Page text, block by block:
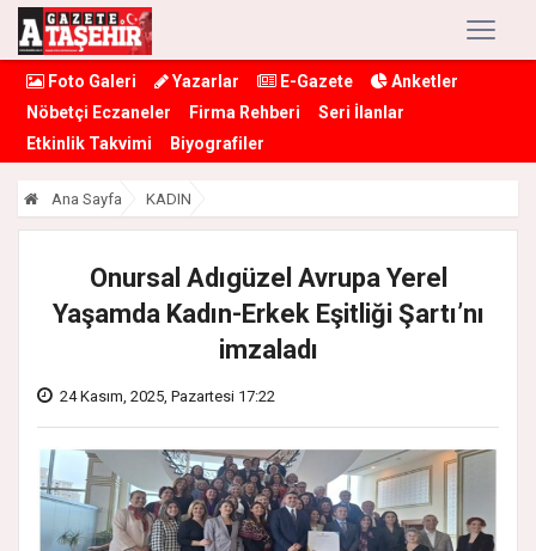
Foto Galeri Yazarlar E-Gazete
Anketler
Nöbetçi Eczaneler
Firma Rehberi
Seri İlanlar
Etkinlik Takvimi
Biyografiler
Ana Sayfa KADIN
Onursal Adıgüzel Avrupa Yerel
Yaşamda Kadın-Erkek Eşitliği Şartı’nı
imzaladı
24 Kasım, 2025, Pazartesi 17:22